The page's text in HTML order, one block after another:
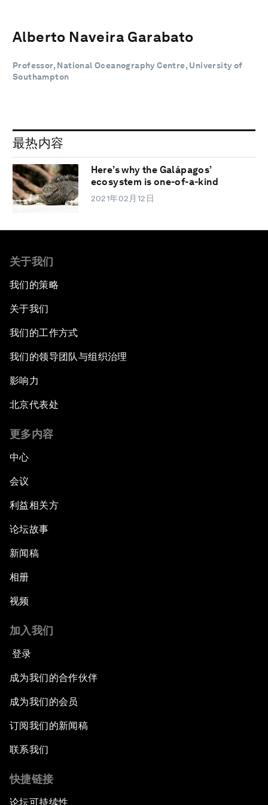
Alberto Naveira Garabato
Professor, National Oceanography Centre, University of
Southampton
最热内容
Here’s why the Galápagos’
ecosystem is one-of-a-kind
2021年02月12日
关于我们
我们的策略
关于我们
我们的工作方式
我们的领导团队与组织治理
影响力
北京代表处
更多内容
中心
会议
利益相关方
论坛故事
新闻稿
相册
视频
加入我们
登录
成为我们的合作伙伴
成为我们的会员
订阅我们的新闻稿
联系我们
快捷链接
论坛可持续性